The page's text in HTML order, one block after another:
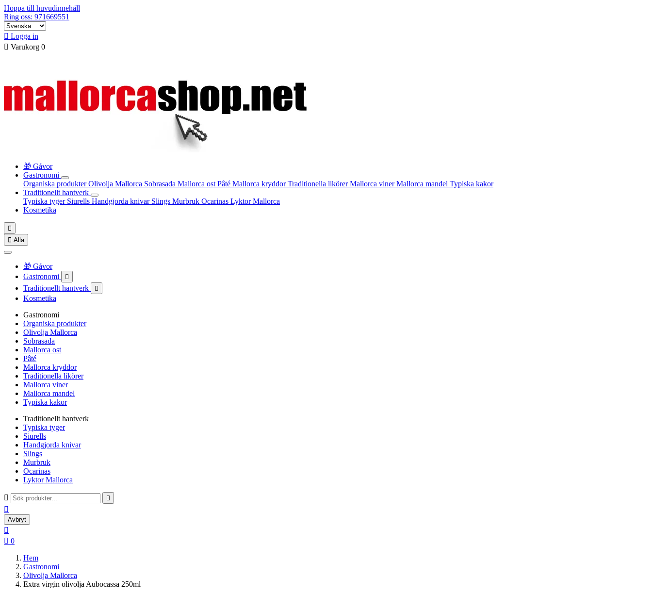
Hoppa till huvudinnehåll
Ring oss: 971669551
 Logga in
 Varukorg 0
🎁 Gåvor
Gastronomi
Organiska produkterOlivolja Mallorca Sobrasada Mallorca ost Pâté Mallorca kryddorTraditionella likörerMallorca vinerMallorca mandel Typiska kakor
Traditionellt hantverk
Typiska tyger Siurells Handgjorda knivar Slings Murbruk Ocarinas Lyktor Mallorca
Kosmetika

 Alla
🎁 Gåvor
Gastronomi

Traditionellt hantverk 
Kosmetika
Gastronomi
Organiska produkter
Olivolja Mallorca
Sobrasada
Mallorca ost
Pâté
Mallorca kryddor
Traditionella likörer
Mallorca viner
Mallorca mandel
Typiska kakor
Traditionellt hantverk
Typiska tyger
Siurells
Handgjorda knivar
Slings
Murbruk
Ocarinas
Lyktor Mallorca
 

Avbryt

 0
Hem
Gastronomi
Olivolja Mallorca
Extra virgin olivolja Aubocassa 250ml